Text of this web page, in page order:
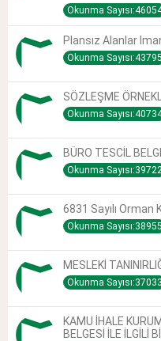
Okunma
Plansız Alanlar
Okunma Sayısı:43795
SÖZLEŞME
Okunma
BÜRO TESCİL
Okunma
6831 Sayılı Orman
Okunma Sayısı:38955
MESLEKİ
Okunma Sayısı:37033
KAMU İHALE
BELGESİ İLE İLGİLİ